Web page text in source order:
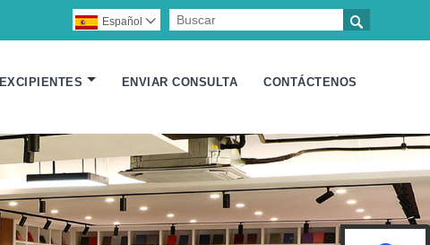

Español 
EXCIPIENTES ENVIAR CONSULTA CONTÁCTENOS